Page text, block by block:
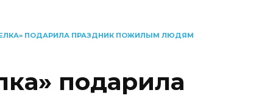
ЕЛКА» ПОДАРИЛА ПРАЗДНИК ПОЖИЛЫМ ЛЮДЯМ
подарила